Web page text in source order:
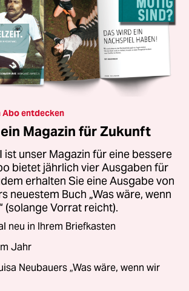
Abo entdecken
Magazin für Zukunft
ist unser Magazin für eine bessere
bietet jährlich vier Ausgaben für
erhalten Sie eine Ausgabe von
neuestem Buch „Was wäre, wenn
(solange Vorrat reicht).
neu in Ihrem Briefkasten
Jahr
Neubauers „Was wäre, wenn wir